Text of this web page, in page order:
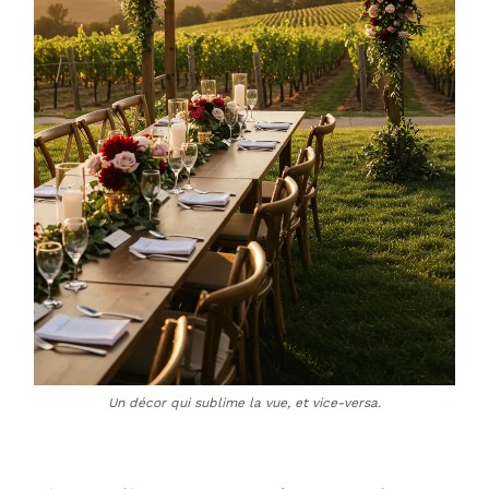
Un décor qui sublime la vue, et vice-versa.